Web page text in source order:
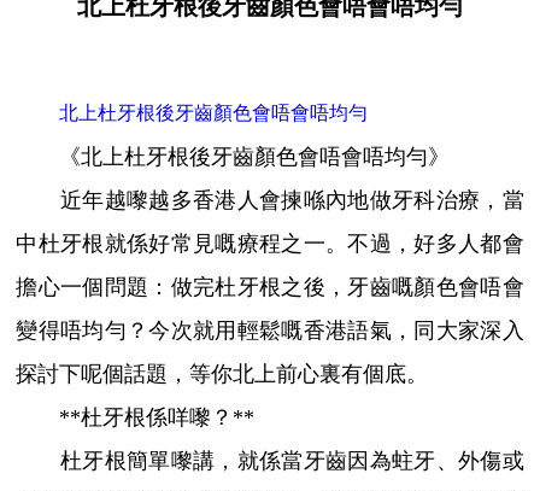
北上杜牙根後牙齒顏色會唔會唔均勻
北上杜牙根後牙齒顏色會唔會唔均勻
《北上杜牙根後牙齒顏色會唔會唔均勻》
近年越嚟越多香港人會揀喺內地做牙科治療，當
中杜牙根就係好常見嘅療程之一。不過，好多人都會
擔心一個問題：做完杜牙根之後，牙齒嘅顏色會唔會
變得唔均勻？今次就用輕鬆嘅香港語氣，同大家深入
探討下呢個話題，等你北上前心裏有個底。
**杜牙根係咩嚟？**
杜牙根簡單嚟講，就係當牙齒因為蛀牙、外傷或